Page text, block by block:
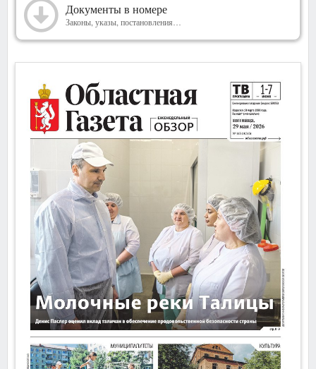
Документы в номере
Законы, указы, постановления…